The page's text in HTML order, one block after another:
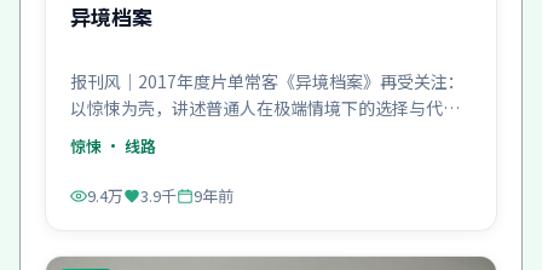
异境档案
报刊风｜2017年度片单常客《异境档案》再受关注：
以惊悚为壳，讲述普通人在极端情境下的选择与代
价。
惊悚 · 线路
9.4万 3.9千 9年前